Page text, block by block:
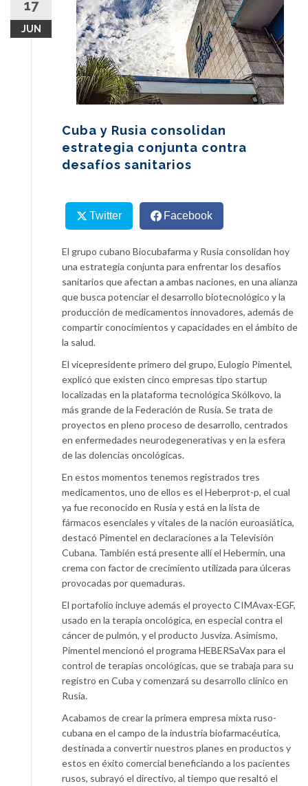
content
17
JUN
Cuba y Rusia consolidan
estrategia conjunta contra
desafíos sanitarios
Twitter Facebook
El grupo cubano Biocubafarma y Rusia consolidan hoy
una estrategia conjunta para enfrentar los desafíos
sanitarios que afectan a ambas naciones, en una alianza
que busca potenciar el desarrollo biotecnológico y la
producción de medicamentos innovadores, además de
compartir conocimientos y capacidades en el ámbito de
la salud.
El vicepresidente primero del grupo, Eulogio Pimentel,
explicó que existen cinco empresas tipo startup
localizadas en la plataforma tecnológica Skólkovo, la
más grande de la Federación de Rusia. Se trata de
proyectos en pleno proceso de desarrollo, centrados
en enfermedades neurodegenerativas y en la esfera
de las dolencias oncológicas.
En estos momentos tenemos registrados tres
medicamentos, uno de ellos es el Heberprot-p, el cual
ya fue reconocido en Rusia y está en la lista de
fármacos esenciales y vitales de la nación euroasiática,
destacó Pimentel en declaraciones a la Televisión
Cubana. También está presente allí el Hebermin, una
crema con factor de crecimiento utilizada para úlceras
provocadas por quemaduras.
El portafolio incluye además el proyecto CIMAvax-EGF,
usado en la terapia oncológica, en especial contra el
cáncer de pulmón, y el producto Jusviza. Asimismo,
Pimentel mencionó el programa HEBERSaVax para el
control de terapias oncológicas, que se trabaja para su
registro en Cuba y comenzará su desarrollo clínico en
Rusia.
Acabamos de crear la primera empresa mixta ruso-
cubana en el campo de la industria biofarmacéutica,
destinada a convertir nuestros planes en productos y
estos en éxito comercial beneficiando a los pacientes
rusos, subrayó el directivo, al tiempo que resaltó el